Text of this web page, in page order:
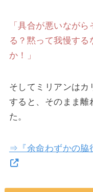
「具合が悪いなが
る？黙って我慢す
か！」
そしてミリアンはカ
すると、そのまま離
た。
⇒『余命わずかの脇